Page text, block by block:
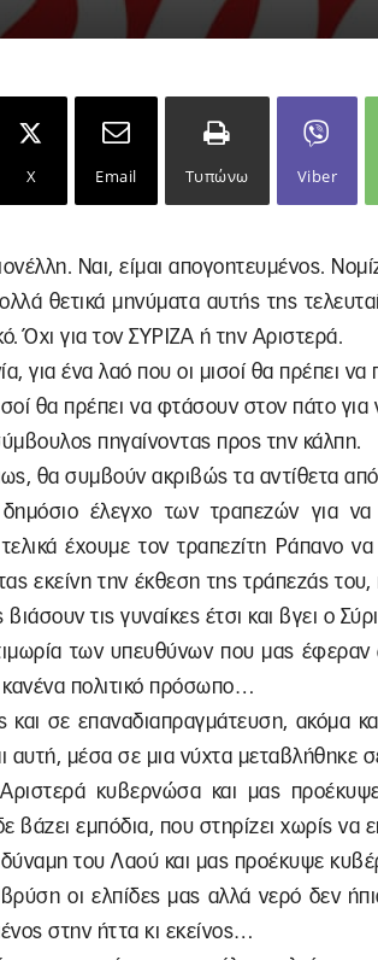
X Email Τυπώνω Viber
Ναι, είμαι απογοητευμένος.
θετικά μηνύματα αυτής της
Όχι για τον ΣΥΡΙΖΑ ή την Αριστερά.
για ένα λαό που οι μισοί θα πρέπει
θα πρέπει να φτάσουν στον πάτο
πηγαίνοντας προς την κάλπη.
θα συμβούν ακριβώς τα αντίθετα
έλεγχο των τραπεζών για
τελικά έχουμε τον τραπεζίτη Ράπανο
εκείνη την έκθεση της τράπεζάς
τις γυναίκες έτσι και βγει ο
των υπευθύνων που μας
κανένα πολιτικό πρόσωπο…
και σε επαναδιαπραγμάτευση, ακόμα
αυτή, μέσα σε μια νύχτα
κυβερνώσα και μας
βάζει εμπόδια, που στηρίζει χωρίς να
δύναμη του Λαού και μας προέκυψε
οι ελπίδες μας αλλά νερό δεν
στην ήττα κι εκείνος…